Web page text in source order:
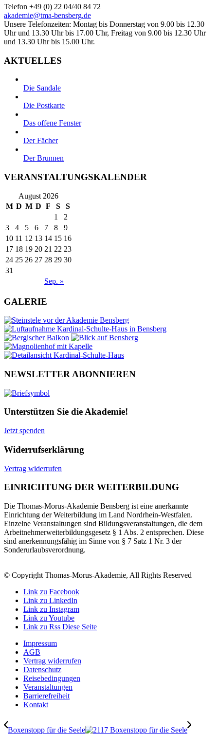
Telefon +49 (0) 22 04/40 84 72
akademie@tma-bensberg.de
Unsere Telefonzeiten: Montag bis Donnerstag von 9.00 bis 12.30
Uhr und 13.30 Uhr bis 17.00 Uhr, Freitag von 9.00 bis 12.30 Uhr
und 13.30 Uhr bis 15.00 Uhr.
AKTUELLES
Die Sandale
Die Postkarte
Das offene Fenster
Der Fächer
Der Brunnen
VERANSTALTUNGSKALENDER
August 2026
M D M D F S S
Sep. »
1
2
3
4 5 6 7 8
9
10 11 12 13 14 15 16
17 18 19 20 21 22 23
24 25 26 27 28 29 30
31
GALERIE
NEWSLETTER ABONNIEREN
Unterstützen Sie die Akademie!
Jetzt spenden
Widerrufserklärung
Vertrag widerrufen
EINRICHTUNG DER WEITERBILDUNG
Die Thomas-Morus-Akademie Bensberg ist eine anerkannte
Einrichtung der Weiterbildung im Land Nordrhein-Westfalen.
Einzelne Veranstaltungen sind Bildungsveranstaltungen, die dem
Arbeitnehmerweiterbildungsgesetz § 1 Abs. 2 entsprechen. Diese
sind anerkennungsfähig im Sinne von § 7 Satz 1 Nr. 3 der
Sonderurlaubsverordnung.
© Copyright Thomas-Morus-Akademie, All Rights Reserved
Link zu Facebook
Link zu LinkedIn
Link zu Instagram
Link zu Youtube
Link zu Rss Diese Seite
Impressum
AGB
Vertrag widerrufen
Datenschutz
Reisebedingungen
Veranstaltungen
Barrierefreiheit
Kontakt
Boxenstopp für die Seele